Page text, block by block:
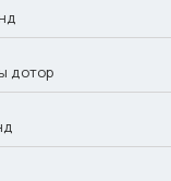
дотор